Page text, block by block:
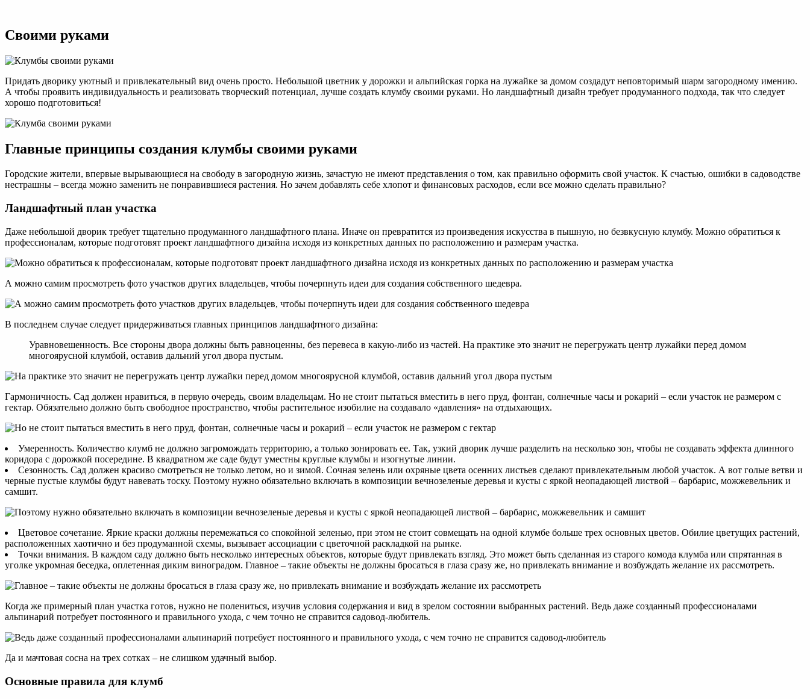
садоводов
Своими руками
Придать дворику уютный и привлекательный вид очень просто. Небольшой цветник у дорожки и альпийская горка на лужайке за домом создадут неповторимый шарм загородному имению.
А чтобы проявить индивидуальность и реализовать творческий потенциал, лучше создать клумбу своими руками. Но ландшафтный дизайн требует продуманного подхода, так что следует
хорошо подготовиться!
Главные принципы создания клумбы своими руками
Городские жители, впервые вырывающиеся на свободу в загородную жизнь, зачастую не имеют представления о том, как правильно оформить свой участок. К счастью, ошибки в садоводстве
нестрашны – всегда можно заменить не понравившиеся растения. Но зачем добавлять себе хлопот и финансовых расходов, если все можно сделать правильно?
Ландшафтный план участка
Даже небольшой дворик требует тщательно продуманного ландшафтного плана. Иначе он превратится из произведения искусства в пышную, но безвкусную клумбу. Можно обратиться к
профессионалам, которые подготовят проект ландшафтного дизайна исходя из конкретных данных по расположению и размерам участка.
А можно самим просмотреть фото участков других владельцев, чтобы почерпнуть идеи для создания собственного шедевра.
В последнем случае следует придерживаться главных принципов ландшафтного дизайна:
Уравновешенность. Все стороны двора должны быть равноценны, без перевеса в какую-либо из частей. На практике это значит не перегружать центр лужайки перед домом
многоярусной клумбой, оставив дальний угол двора пустым.
Гармоничность. Сад должен нравиться, в первую очередь, своим владельцам. Но не стоит пытаться вместить в него пруд, фонтан, солнечные часы и рокарий – если участок не размером с
гектар. Обязательно должно быть свободное пространство, чтобы растительное изобилие на создавало «давления» на отдыхающих.
Умеренность. Количество клумб не должно загромождать территорию, а только зонировать ее. Так, узкий дворик лучше разделить на несколько зон, чтобы не создавать эффекта длинного
коридора с дорожкой посередине. В квадратном же саде будут уместны круглые клумбы и изогнутые линии.
Сезонность. Сад должен красиво смотреться не только летом, но и зимой. Сочная зелень или охряные цвета осенних листьев сделают привлекательным любой участок. А вот голые ветви и
черные пустые клумбы будут навевать тоску. Поэтому нужно обязательно включать в композиции вечнозеленые деревья и кусты с яркой неопадающей листвой – барбарис, можжевельник и
самшит.
Цветовое сочетание. Яркие краски должны перемежаться со спокойной зеленью, при этом не стоит совмещать на одной клумбе больше трех основных цветов. Обилие цветущих растений,
расположенных хаотично и без продуманной схемы, вызывает ассоциации с цветочной раскладкой на рынке.
Точки внимания. В каждом саду должно быть несколько интересных объектов, которые будут привлекать взгляд. Это может быть сделанная из старого комода клумба или спрятанная в
уголке укромная беседка, оплетенная диким виноградом. Главное – такие объекты не должны бросаться в глаза сразу же, но привлекать внимание и возбуждать желание их рассмотреть.
Когда же примерный план участка готов, нужно не полениться, изучив условия содержания и вид в зрелом состоянии выбранных растений. Ведь даже созданный профессионалами
альпинарий потребует постоянного и правильного ухода, с чем точно не справится садовод-любитель.
Да и мачтовая сосна на трех сотках – не слишком удачный выбор.
Основные правила для клумб